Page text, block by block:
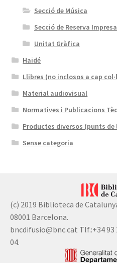
Secció de Música
Secció de Reserva
Unitat Gràfica
Haidé
Llibres (no inclosos a cap
Material audiovisual
Normatives i Publicacions
Productes diversos (punts
Sense categoria
(c) 2019 Biblioteca de
08001 Barcelona.
bncdifusio@bnc.cat Tlf.:+34 93
04.